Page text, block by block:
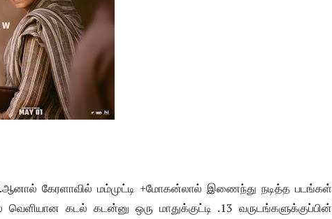
கேரளாவில் மம்முட்டி +மோகன்லால் இணைந்து நடித்த படங்கள்
கடல் கடன்னு ஒரு மாதுக்குட்டி .13 வருடங்களுக்குப்பின்